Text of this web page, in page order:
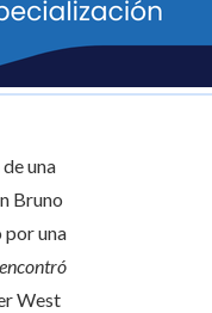
una
Bruno
por una
West